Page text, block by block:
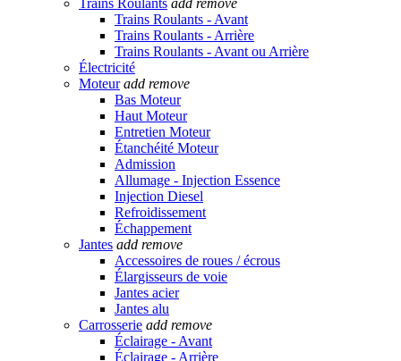
Trains Roulants add remove
Trains Roulants - Avant
Trains Roulants - Arrière
Trains Roulants - Avant ou Arrière
Électricité
Moteur add remove
Bas Moteur
Haut Moteur
Entretien Moteur
Étanchéité Moteur
Admission
Allumage - Injection Essence
Injection Diesel
Refroidissement
Échappement
Jantes add remove
Accessoires de roues / écrous
Élargisseurs de voie
Jantes acier
Jantes alu
Carrosserie add remove
Éclairage - Avant
Éclairage - Arrière